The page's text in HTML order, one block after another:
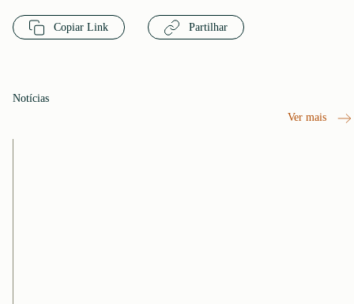
Copiar Link Partilhar
Notícias
Ver mais